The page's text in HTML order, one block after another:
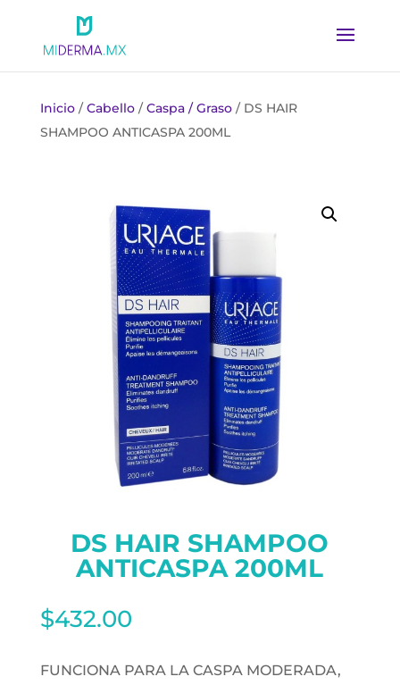
Inicio/Cabello/Caspa / Graso/ DS HAIR
SHAMPOO ANTICASPA 200ML
DS HAIR SHAMPOO
ANTICASPA 200ML
$432.00
FUNCIONA PARA LA CASPA MODERADA,